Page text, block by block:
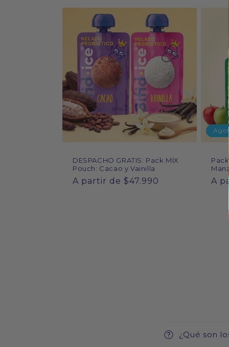
DESPACHO GRATIS: Pack MIX
Pouch: Cacao y Vainilla
Precio
A partir de $47.990 A
¿Qué son